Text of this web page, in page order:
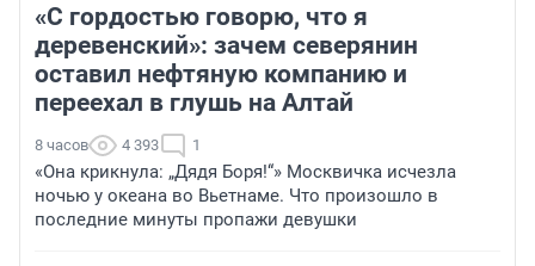
«С гордостью говорю, что я
деревенский»: зачем северянин
оставил нефтяную компанию и
переехал в глушь на Алтай
8 часов 4 393 1
«Она крикнула: „Дядя Боря!“» Москвичка исчезла
ночью у океана во Вьетнаме. Что произошло в
последние минуты пропажи девушки